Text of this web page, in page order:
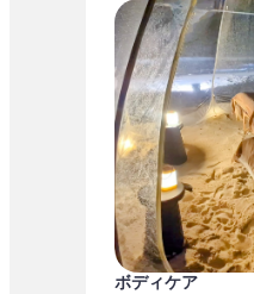
ボディケア